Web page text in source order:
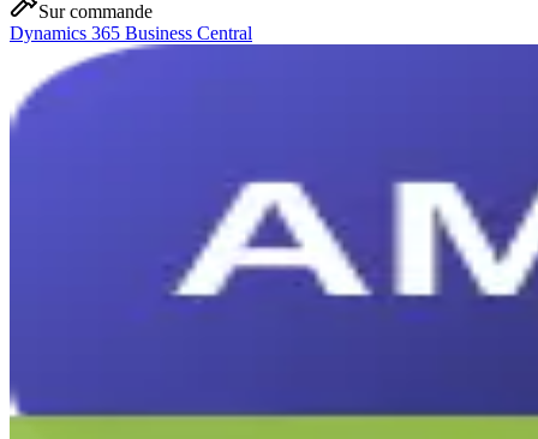
Sur commande
Dynamics 365 Business Central